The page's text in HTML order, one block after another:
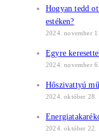
Hogyan tedd
estéken?
2024. november
Egyre
2024. november 6.
Hőszivattyú
2024. október 28.
2024. október 22.